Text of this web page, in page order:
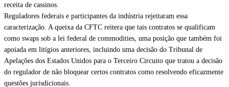
receita de cassinos.
Reguladores federais e participantes da indústria rejeitaram essa
caracterização. A queixa da CFTC reitera que tais contratos se qualificam
como swaps sob a lei federal de commodities, uma posição que também foi
apoiada em litígios anteriores, incluindo uma decisão do Tribunal de
Apelações dos Estados Unidos para o Terceiro Circuito que tratou a decisão
do regulador de não bloquear certos contratos como resolvendo eficazmente
questões jurisdicionais.